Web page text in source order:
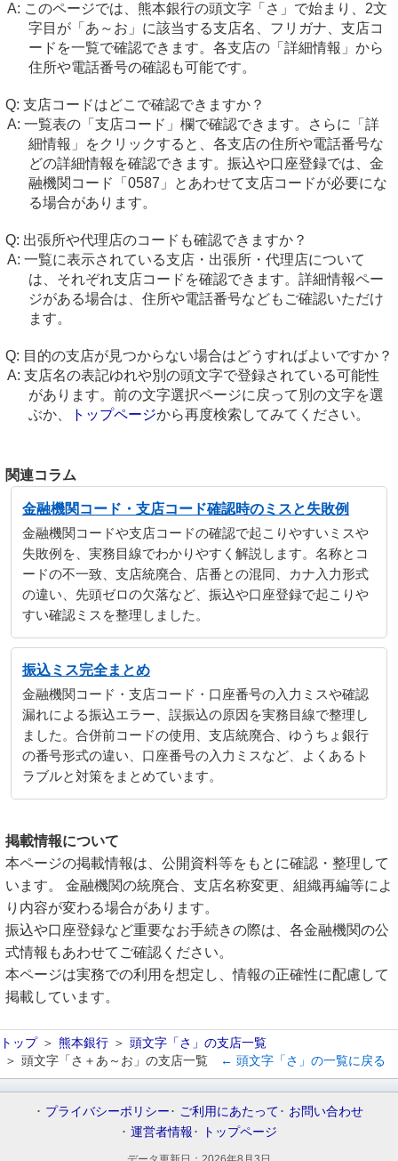
このページでは、熊本銀行の頭文字「さ」で始まり、2文
字目が「あ～お」に該当する支店名、フリガナ、支店コ
ードを一覧で確認できます。各支店の「詳細情報」から
住所や電話番号の確認も可能です。
支店コードはどこで確認できますか？
一覧表の「支店コード」欄で確認できます。さらに「詳
細情報」をクリックすると、各支店の住所や電話番号な
どの詳細情報を確認できます。振込や口座登録では、金
融機関コード「0587」とあわせて支店コードが必要にな
る場合があります。
出張所や代理店のコードも確認できますか？
一覧に表示されている支店・出張所・代理店について
は、それぞれ支店コードを確認できます。詳細情報ペー
ジがある場合は、住所や電話番号などもご確認いただけ
ます。
目的の支店が見つからない場合はどうすればよいですか？
支店名の表記ゆれや別の頭文字で登録されている可能性
があります。前の文字選択ページに戻って別の文字を選
ぶか、
トップページから再度検索してみてください。
関連コラム
金融機関コード・支店コード確認時のミスと失敗例
金融機関コードや支店コードの確認で起こりやすいミスや
失敗例を、実務目線でわかりやすく解説します。名称とコ
ードの不一致、支店統廃合、店番との混同、カナ入力形式
の違い、先頭ゼロの欠落など、振込や口座登録で起こりや
すい確認ミスを整理しました。
振込ミス完全まとめ
金融機関コード・支店コード・口座番号の入力ミスや確認
漏れによる振込エラー、誤振込の原因を実務目線で整理し
ました。合併前コードの使用、支店統廃合、ゆうちょ銀行
の番号形式の違い、口座番号の入力ミスなど、よくあるト
ラブルと対策をまとめています。
掲載情報について
本ページの掲載情報は、公開資料等をもとに確認・整理して
います。 金融機関の統廃合、支店名称変更、組織再編等によ
り内容が変わる場合があります。
振込や口座登録など重要なお手続きの際は、各金融機関の公
式情報もあわせてご確認ください。
本ページは実務での利用を想定し、情報の正確性に配慮して
掲載しています。
トップ 熊本銀行
頭文字「さ」の支店一覧
頭文字「さ＋あ～お」の支店一覧
← 頭文字「さ」の一覧に戻る
プライバシーポリシー ご利用にあたって
お問い合わせ
運営者情報
トップページ